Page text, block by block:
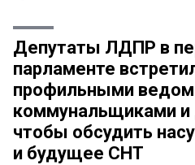
Депутаты ЛДПР в
парламенте
профильными
коммунальщиками и
чтобы обсудить
и будущее СНТ